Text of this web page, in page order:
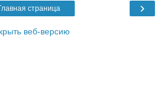
›
страница
веб-версию